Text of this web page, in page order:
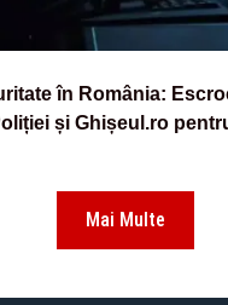
în România:
și Ghișeul.ro
Mai Multe